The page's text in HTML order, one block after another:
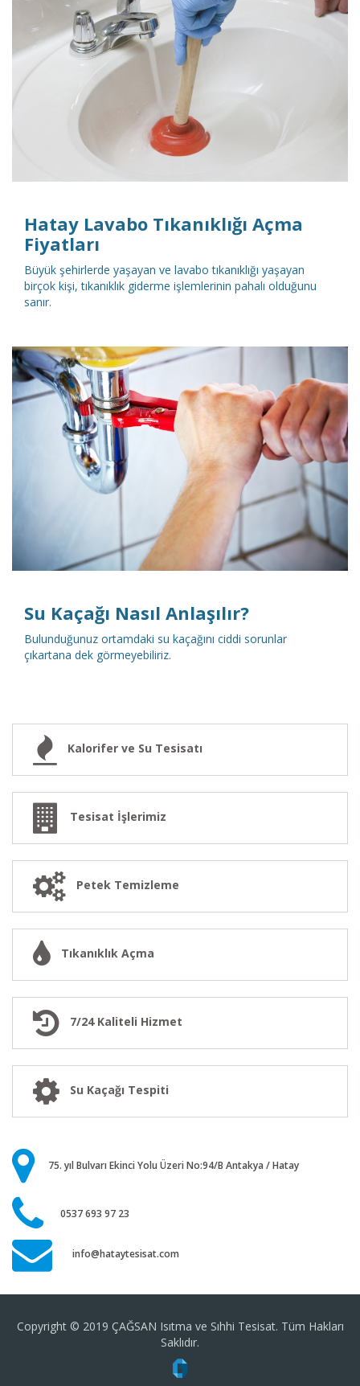
DETAYLI İNCELE
Hatay Lavabo Tıkanıklığı Açma
Fiyatları
Büyük şehirlerde yaşayan ve lavabo tıkanıklığı yaşayan
birçok kişi, tıkanıklık giderme işlemlerinin pahalı olduğunu
sanır.
DETAYLI İNCELE
Su Kaçağı Nasıl Anlaşılır?
Bulunduğunuz ortamdaki su kaçağını ciddi sorunlar
çıkartana dek görmeyebiliriz.
Kalorifer ve Su Tesisatı
Tesisat İşlerimiz
Petek Temizleme
Tıkanıklık Açma
7/24 Kaliteli Hizmet
Su Kaçağı Tespiti
75. yıl Bulvarı Ekinci Yolu Üzeri No:94/B Antakya / Hatay
0537 693 97 23
info@hataytesisat.com
Copyright © 2019 ÇAĞSAN Isıtma ve Sıhhi Tesisat. Tüm Hakları
Saklıdır.